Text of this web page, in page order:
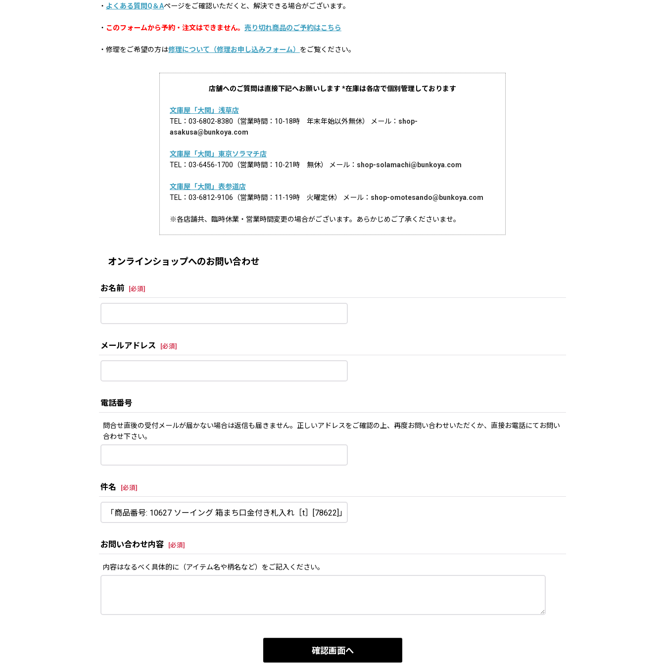
・ よくある質問Q＆Aページをご確認いただくと、解決できる場合がございます。
・ このフォームから予約・注文はできません。 売り切れ商品のご予約はこちら
・修理をご希望の方は修理について（修理お申し込みフォーム） をご覧ください。
店舗へのご質問は直接下記へお願いします *在庫は各店で個別管理しております
文庫屋「大関」浅草店
TEL：03-6802-8380（営業時間：10-18時 年末年始以外無休） メール： shop-
asakusa@bunkoya.com
文庫屋「大関」東京ソラマチ店
TEL：03-6456-1700（営業時間：10-21時 無休） メール： shop-solamachi@bunkoya.com
文庫屋「大関」表参道店
TEL：03-6812-9106（営業時間：11-19時 火曜定休） メール： shop-omotesando@bunkoya.com
※各店舗共、臨時休業・営業時間変更の場合がございます。あらかじめご了承くださいませ。
オンラインショップへのお問い合わせ
お名前 [必須]
メールアドレス [必須]
電話番号
問合せ直後の受付メールが届かない場合は返信も届きません。正しいアドレスをご確認の上、再度お問い合わせいただくか、直接お電話にてお問い
合わせ下さい。
件名 [必須]
お問い合わせ内容 [必須]
内容はなるべく具体的に（アイテム名や柄名など）をご記入ください。
確認画面へ